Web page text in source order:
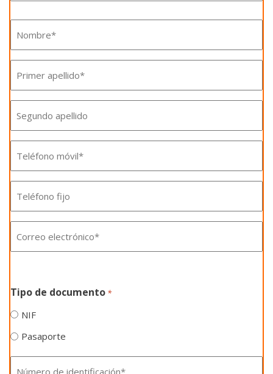
Nombre
*
Nombre
*
Segundo
apellido
Teléfono
móvil
Teléfono
fijo
Email
*
Tipo de documento *
NIF
Pasaporte
Número